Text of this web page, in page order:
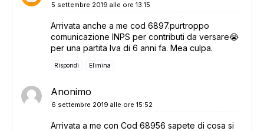
5 settembre 2019 alle ore 13:15
Arrivata anche a me cod 6897.purtroppo
comunicazione INPS per contributi da versare😭
per una partita Iva di 6 anni fa. Mea culpa.
Rispondi Elimina
Anonimo
6 settembre 2019 alle ore 15:52
Arrivata a me con Cod 68956 sapete di cosa si